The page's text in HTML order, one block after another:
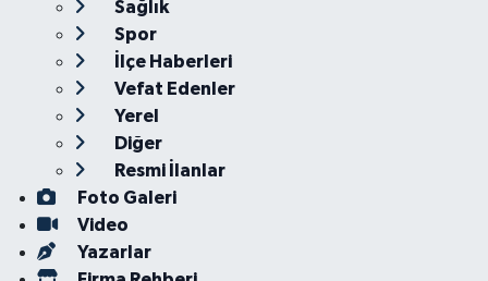
Sağlık
Spor
İlçe Haberleri
Vefat Edenler
Yerel
Diğer
Resmi İlanlar
Foto Galeri
Video
Yazarlar